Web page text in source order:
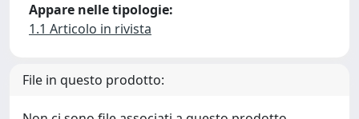
Appare nelle tipologie:
1.1 Articolo in rivista
File in questo prodotto: